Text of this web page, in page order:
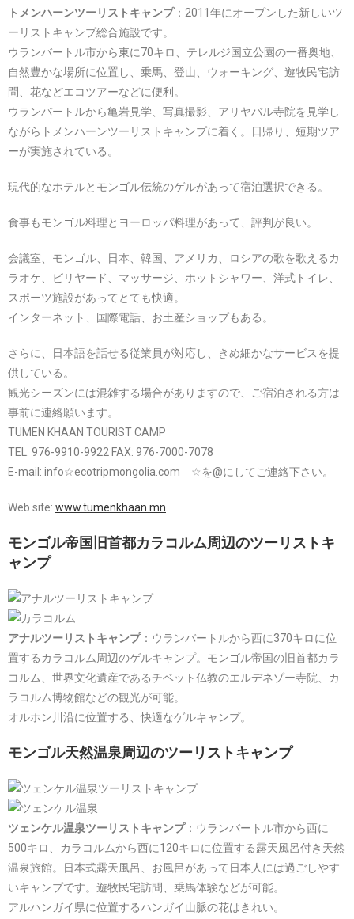
トメンハーンツーリストキャンプ：2011年にオープンした新しいツ
ーリストキャンプ総合施設です。
ウランバートル市から東に70キロ、テレルジ国立公園の一番奥地、
自然豊かな場所に位置し、乗馬、登山、ウォーキング、遊牧民宅訪
問、花などエコツアーなどに便利。
ウランバートルから亀岩見学、写真撮影、アリヤバル寺院を見学し
ながらトメンハーンツーリストキャンプに着く。日帰り、短期ツア
ーが実施されている。
現代的なホテルとモンゴル伝統のゲルがあって宿泊選択できる。
食事もモンゴル料理とヨーロッパ料理があって、評判が良い。
会議室、モンゴル、日本、韓国、アメリカ、ロシアの歌を歌えるカ
ラオケ、ビリヤード、マッサージ、ホットシャワー、洋式トイレ、
スポーツ施設があってとても快適。
インターネット、国際電話、お土産ショップもある。
さらに、日本語を話せる従業員が対応し、きめ細かなサービスを提
供している。
観光シーズンには混雑する場合がありますので、ご宿泊される方は
事前に連絡願います。
TUMEN KHAAN TOURIST CAMP
TEL: 976-9910-9922 FAX: 976-7000-7078
E-mail: info☆ecotripmongolia.com ☆を@にしてご連絡下さい。
Web site: www.tumenkhaan.mn
モンゴル帝国旧首都カラコルム周辺のツーリストキ
ャンプ
アナルツーリストキャンプ：ウランバートルから西に370キロに位
置するカラコルム周辺のゲルキャンプ。モンゴル帝国の旧首都カラ
コルム、世界文化遺産であるチベット仏教のエルデネゾー寺院、カ
ラコルム博物館などの観光が可能。
オルホン川沿に位置する、快適なゲルキャンプ。
モンゴル天然温泉周辺のツーリストキャンプ
ツェンケル温泉ツーリストキャンプ：ウランバートル市から西に
500キロ、カラコルムから西に120キロに位置する露天風呂付き天然
温泉旅館。日本式露天風呂、お風呂があって日本人には過ごしやす
いキャンプです。遊牧民宅訪問、乗馬体験などが可能。
アルハンガイ県に位置するハンガイ山脈の花はきれい。